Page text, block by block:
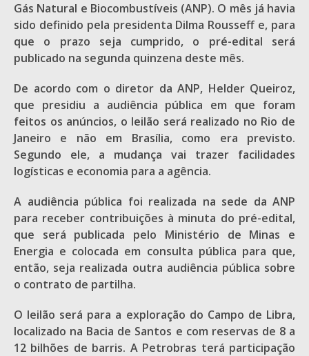
Gás Natural e Biocombustíveis (ANP). O mês já havia
sido definido pela presidenta Dilma Rousseff e, para
que o prazo seja cumprido, o pré-edital será
publicado na segunda quinzena deste mês.
De acordo com o diretor da ANP, Helder Queiroz,
que presidiu a audiência pública em que foram
feitos os anúncios, o leilão será realizado no Rio de
Janeiro e não em Brasília, como era previsto.
Segundo ele, a mudança vai trazer facilidades
logísticas e economia para a agência.
A audiência pública foi realizada na sede da ANP
para receber contribuições à minuta do pré-edital,
que será publicada pelo Ministério de Minas e
Energia e colocada em consulta pública para que,
então, seja realizada outra audiência pública sobre
o contrato de partilha.
O leilão será para a exploração do Campo de Libra,
localizado na Bacia de Santos e com reservas de 8 a
12 bilhões de barris. A Petrobras terá participação